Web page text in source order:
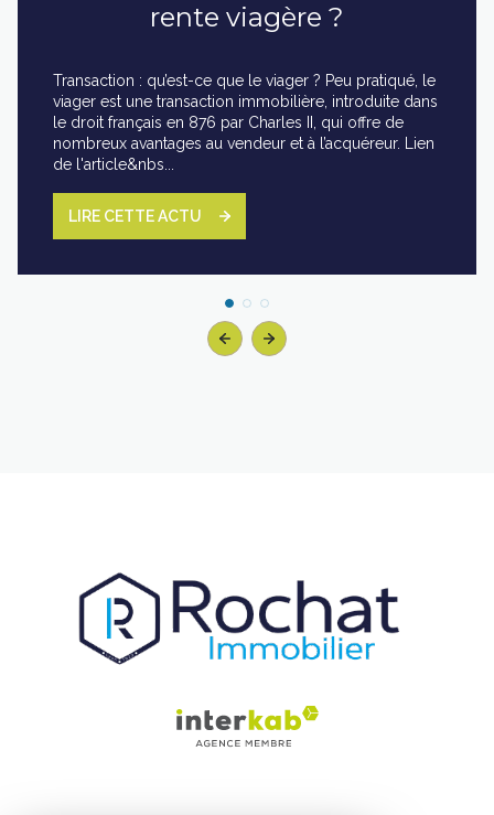
rente viagère ?
Transaction : qu’est-ce que le viager ? Peu pratiqué, le
viager est une transaction immobilière, introduite dans
le droit français en 876 par Charles II, qui offre de
nombreux avantages au vendeur et à l’acquéreur. Lien
de l'article&nbs...
LIRE CETTE ACTU